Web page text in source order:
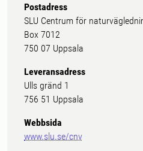
Postadress
SLU Centrum för
Box 7012
750 07 Uppsala
Leveransadress
Ulls gränd 1
756 51 Uppsala
Webbsida
www.slu.se/cnv